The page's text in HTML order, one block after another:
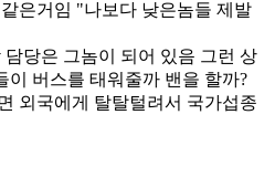
은거임 "나보다 낮은놈들 제발
당은 그놈이 되어 있음 그런 상
이 버스를 태워줄까 밴을 할까?
외국에게 탈탈털려서 국가섭종